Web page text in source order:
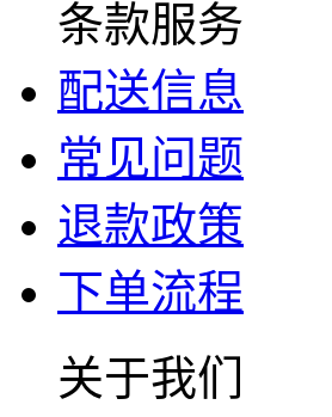
条款服务
配送信息
常见问题
退款政策
下单流程
关于我们